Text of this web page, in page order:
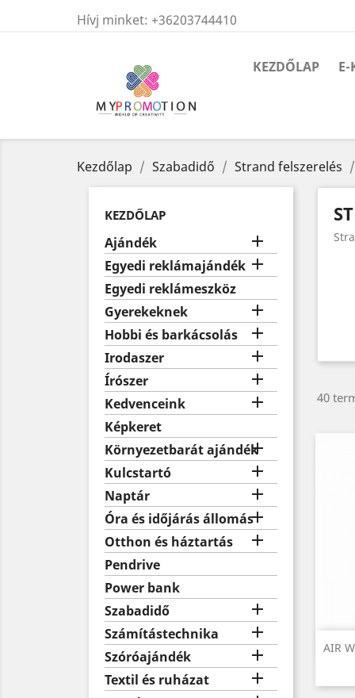
Hívj minket: +36203744410
KEZDŐLAP E-
Kezdőlap Szabadidő Strand felszerelés
KEZDŐLAP
Ajándék 
Egyedi reklámajándék 
Egyedi reklámeszköz
Gyerekeknek

Hobbi és barkácsolás 
Irodaszer 
Írószer 
Kedvenceink 
Képkeret
Környezetbarát ajándék

Kulcstartó 
Naptár 
Óra és időjárás állomás
Otthon és háztartás 
Pendrive
Power bank
Szabadidő

Számítástechnika 
Szóróajándék 
Textil és ruházat 
40
AIR